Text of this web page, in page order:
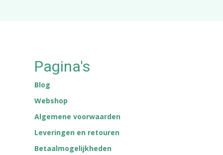
Pagina's
Blog
Webshop
Algemene voorwaarden
Leveringen en retouren
Betaalmogelijkheden